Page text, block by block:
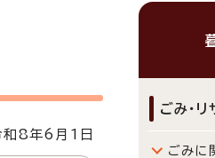
8年6月1日
ごみ・リ
ごみに